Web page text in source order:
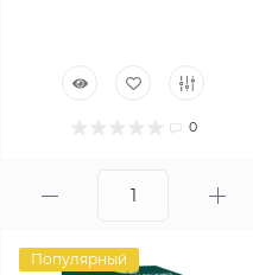
0
Популярный